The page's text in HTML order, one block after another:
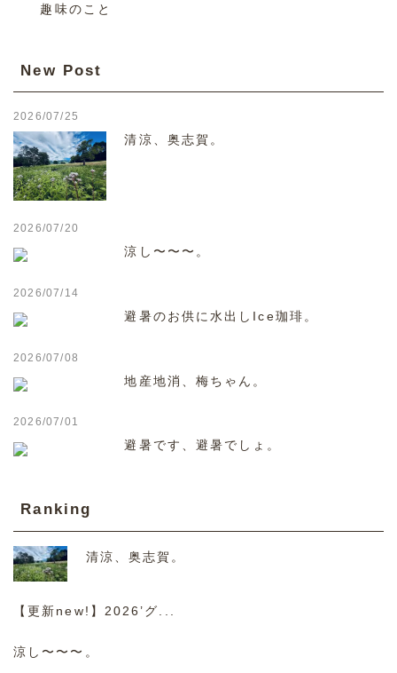
趣味のこと
New Post
2026/07/25
清涼、奥志賀。
2026/07/20
涼し〜〜〜。
2026/07/14
避暑のお供に水出しIce珈琲。
2026/07/08
地産地消、梅ちゃん。
2026/07/01
避暑です、避暑でしょ。
Ranking
清涼、奥志賀。
【更新new!】2026’グ...
涼し〜〜〜。